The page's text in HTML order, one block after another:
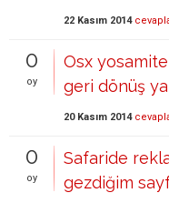
22 Kasım 2014
0
oy
Osx
geri dönüş
20 Kasım 2014
0
oy
Safaride
gezdiğim